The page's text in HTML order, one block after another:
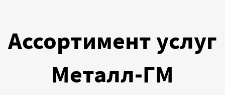
Ассортимент услуг
Металл-ГМ